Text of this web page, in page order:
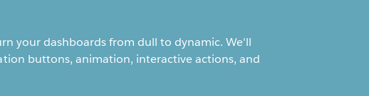
your dashboards from dull to dynamic. We'll
buttons, animation, interactive actions, and